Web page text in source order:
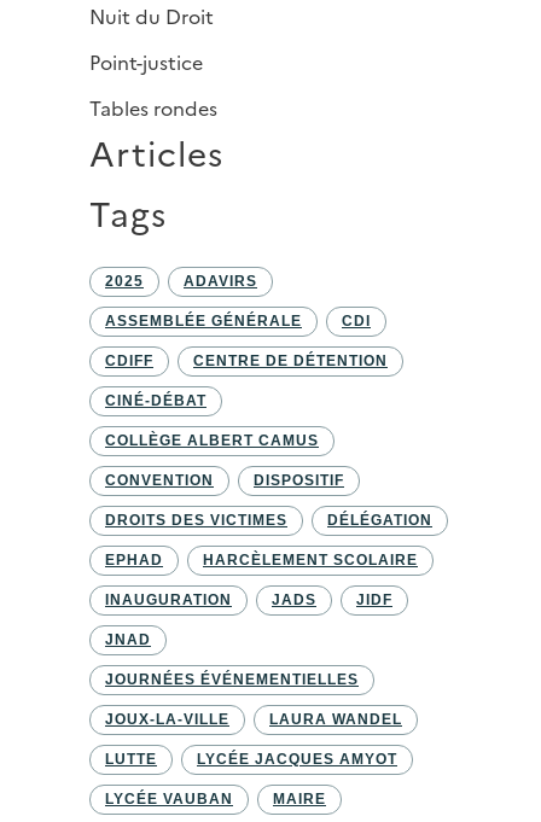
Nuit du Droit
Point-justice
Tables rondes
Articles
Tags
2025 ADAVIRS
ASSEMBLÉE GÉNÉRALE CDI
CDIFF CENTRE DE DÉTENTION
CINÉ-DÉBAT
COLLÈGE ALBERT CAMUS
CONVENTION DISPOSITIF
DROITS DES VICTIMES DÉLÉGATION
EPHAD HARCÈLEMENT SCOLAIRE
INAUGURATION JADS JIDF
JNAD
JOURNÉES ÉVÉNEMENTIELLES
JOUX-LA-VILLE LAURA WANDEL
LUTTE LYCÉE JACQUES AMYOT
LYCÉE VAUBAN MAIRE